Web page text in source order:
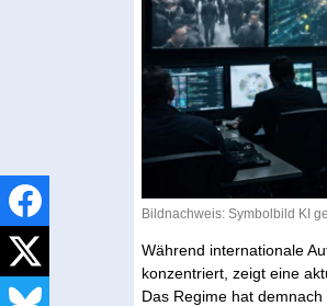
Bildnachweis: Symbolbild KI
Während internationale
konzentriert, zeigt eine
Das Regime hat